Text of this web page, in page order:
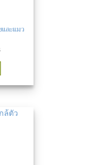
และแมว
Current
price